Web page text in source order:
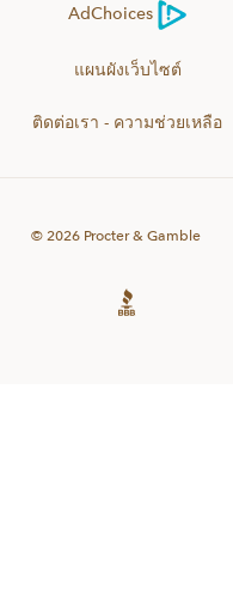
AdChoices
แผนผังเว็บไซต์
ติดต่อเรา - ความช่วยเหลือ
© 2026Procter & Gamble